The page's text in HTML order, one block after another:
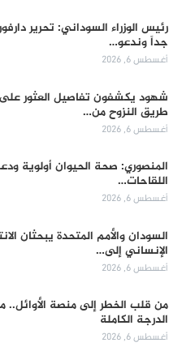
رئيس الوزراء السوداني: تحرير
جداً وندعو…
أغسطس 6, 2026
طريق النزوح من…
أغسطس 6, 2026
المنصوري: صحة الحيوان أولوية
اللقاحات…
أغسطس 6, 2026
السودان والأمم المتحدة يبحثان
الإنساني إلى…
أغسطس 6, 2026
من قلب الخطر إلى منصة الأوائل..
الدرجة الكاملة
أغسطس 6, 2026